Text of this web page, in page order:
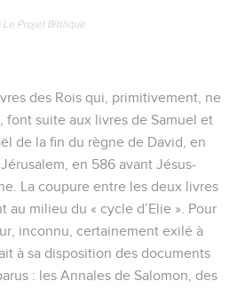
Le Projet Biblique
des Rois qui, primitivement, ne
font suite aux livres de Samuel et
de la fin du règne de David, en
en 586 avant Jésus-
La coupure entre les deux livres
au milieu du « cycle d’Elie ». Pour
inconnu, certainement exilé à
à sa disposition des documents
: les Annales de Salomon, des